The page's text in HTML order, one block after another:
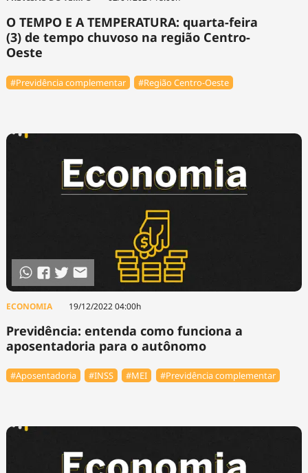
O TEMPO E A TEMPERATURA: quarta-feira
(3) de tempo chuvoso na região Centro-
Oeste
#Previdência complementar #Região Centro-Oeste
ECONOMIA 19/12/2022 04:00h
Previdência: entenda como funciona a
aposentadoria para o autônomo
#Aposentadoria #INSS #MEI #Previdência complementar